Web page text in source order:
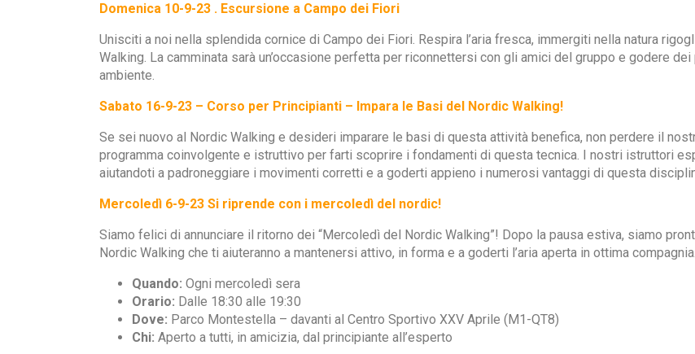
Domenica 10-9-23 . Escursione a Campo dei Fiori
Unisciti a noi nella splendida cornice di Campo dei Fiori. Respira l’aria fresca, immergiti nella natura
Walking. La camminata sarà un’occasione perfetta per riconnettersi con gli amici del gruppo e godere
ambiente.
Sabato 16-9-23 – Corso per Principianti – Impara le Basi del Nordic Walking!
Se sei nuovo al Nordic Walking e desideri imparare le basi di questa attività benefica, non perdere il
programma coinvolgente e istruttivo per farti scoprire i fondamenti di questa tecnica. I nostri istruttori
aiutandoti a padroneggiare i movimenti corretti e a goderti appieno i numerosi vantaggi di questa
Mercoledì 6-9-23 Si riprende con i mercoledì del nordic!
Siamo felici di annunciare il ritorno dei “Mercoledì del Nordic Walking”! Dopo la pausa estiva, siamo
Nordic Walking che ti aiuteranno a mantenersi attivo, in forma e a goderti l’aria aperta in ottima compagnia.
Quando: Ogni mercoledì sera
Orario: Dalle 18:30 alle 19:30
Dove: Parco Montestella – davanti al Centro Sportivo XXV Aprile (M1-QT8)
Chi: Aperto a tutti, in amicizia, dal principiante all’esperto